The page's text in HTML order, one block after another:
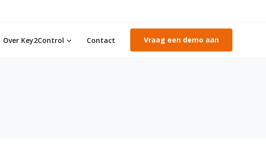
Over Key2Control Contact Vraag een demo aan